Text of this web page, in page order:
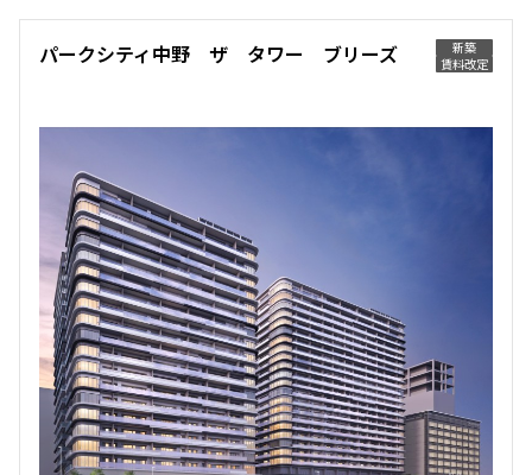
新築
賃料改定
パークシティ中野 ザ タワー ブリーズ